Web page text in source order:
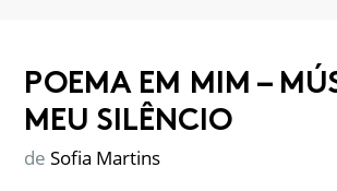
POEMA EM MIM –
MEU SILÊNCIO
de Sofia Martins